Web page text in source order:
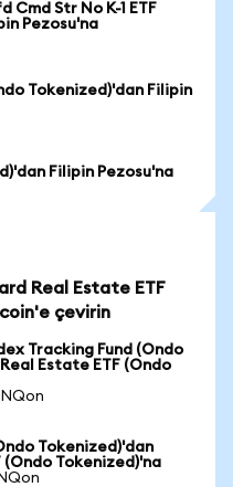
Cmd Str No K-1 ETF
Pezosu'na
Tokenized)'dan Filipin
Filipin Pezosu'na
Real Estate ETF
çevirin
Tracking Fund (Ondo
Estate ETF (Ondo
Tokenized)'dan
(Ondo Tokenized)'na